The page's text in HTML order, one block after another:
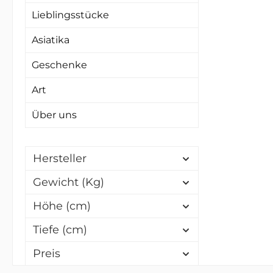
Lieblingsstücke
Asiatika
Geschenke
Art
Über uns
Hersteller
Gewicht (Kg)
Höhe (cm)
Tiefe (cm)
Preis